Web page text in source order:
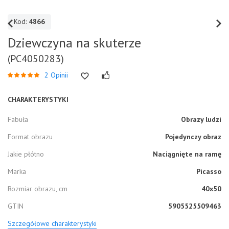
Kod: 4866
Dziewczyna na skuterze
(PC4050283)
2 Opinii
CHARAKTERYSTYKI
Fabuła
Obrazy ludzi
Format obrazu
Pojedynczy obraz
Jakie płótno
Naciągnięte na ramę
Marka
Picasso
Rozmiar obrazu, cm
40x50
GTIN
5905525509463
Szczegółowe charakterystyki